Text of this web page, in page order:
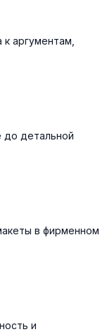
аргументам,
до детальной
в фирменном
и